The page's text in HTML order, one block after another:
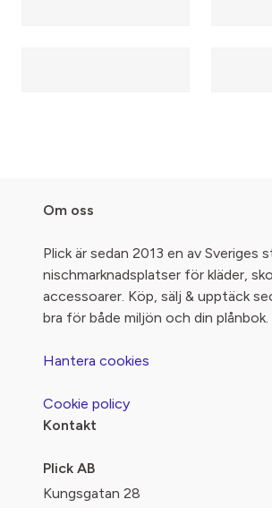
Om oss
Plick är sedan 2013 en av Sveriges
nischmarknadsplatser för kläder,
accessoarer. Köp, sälj & upptäck
bra för både miljön och din plånbok.
Hantera cookies
Cookie policy
Kontakt
Plick AB
Kungsgatan 28